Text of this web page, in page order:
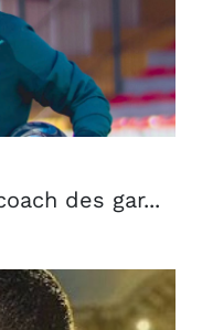
des gar...